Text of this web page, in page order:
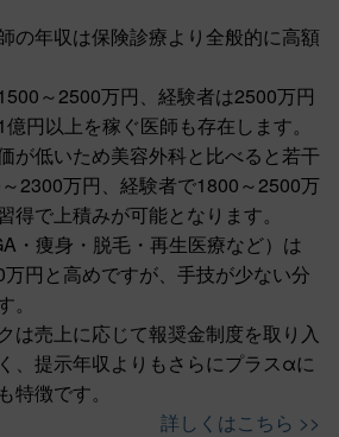
の年収は保険診療より全般的に高額
～2500万円、経験者は2500万円
円以上を稼ぐ医師も存在します。
が低いため美容外科と比べると若干
2300万円、経験者で1800～2500万
得で上積みが可能となります。
・痩身・脱毛・再生医療など）は
円と高めですが、手技が少ない分
は売上に応じて報奨金制度を取り入
、提示年収よりもさらにプラスαに
特徴です。
詳しくはこちら >>